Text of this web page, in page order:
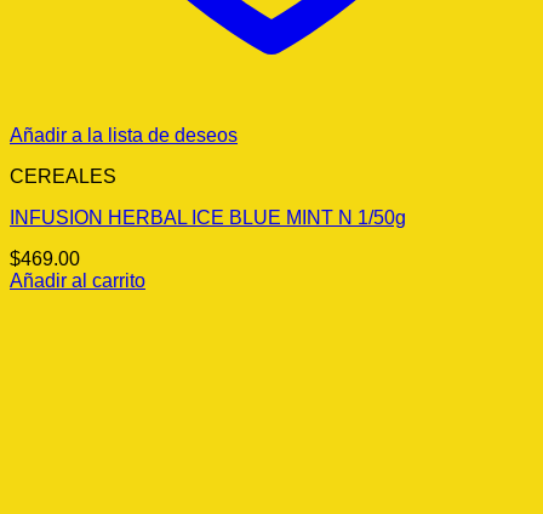
Añadir a la lista de deseos
CEREALES
INFUSION HERBAL ICE BLUE MINT N 1/50g
$469.00
Añadir al carrito